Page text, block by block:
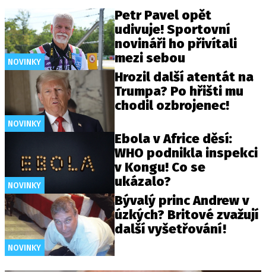
NOVINKY
Petr Pavel opět
udivuje! Sportovní
novináři ho přivítali
mezi sebou
NOVINKY
Hrozil další atentát na
Trumpa? Po hřišti mu
chodil ozbrojenec!
NOVINKY
Ebola v Africe děsí:
WHO podnikla inspekci
v Kongu! Co se
ukázalo?
NOVINKY
Bývalý princ Andrew v
úzkých? Britové zvažují
další vyšetřování!